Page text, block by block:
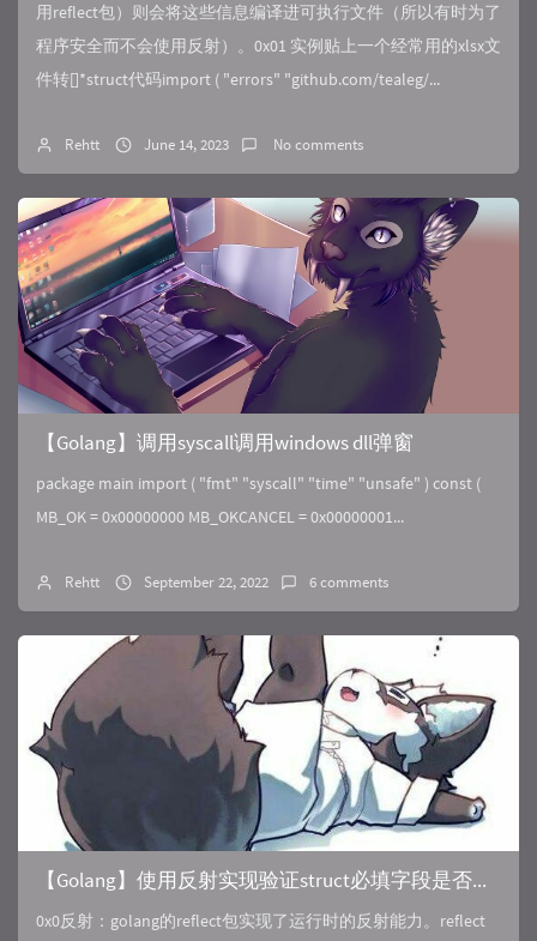
用reflect包）则会将这些信息编译进可执行文件（所以有时为了
程序安全而不会使用反射）。0x01 实例贴上一个经常用的xlsx文
件转[]*struct代码import ( "errors" "github.com/tealeg/...
Rehtt June 14, 2023 No comments
【Golang】调用syscall调用windows dll弹窗
package main import ( "fmt" "syscall" "time" "unsafe" ) const (
MB_OK = 0x00000000 MB_OKCANCEL = 0x00000001...
Rehtt September 22, 2022 6 comments
【Golang】使用反射实现验证struct必填字段是否为空
0x0反射：golang的reflect包实现了运行时的反射能力。reflect